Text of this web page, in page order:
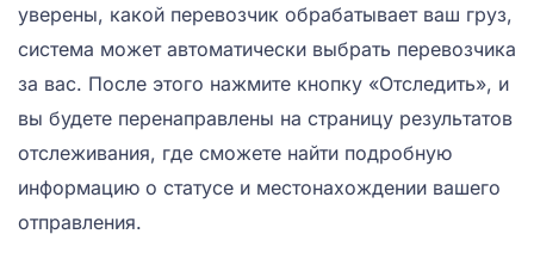
уверены, какой перевозчик обрабатывает ваш груз,
система может автоматически выбрать перевозчика
за вас. После этого нажмите кнопку «Отследить», и
вы будете перенаправлены на страницу результатов
отслеживания, где сможете найти подробную
информацию о статусе и местонахождении вашего
отправления.